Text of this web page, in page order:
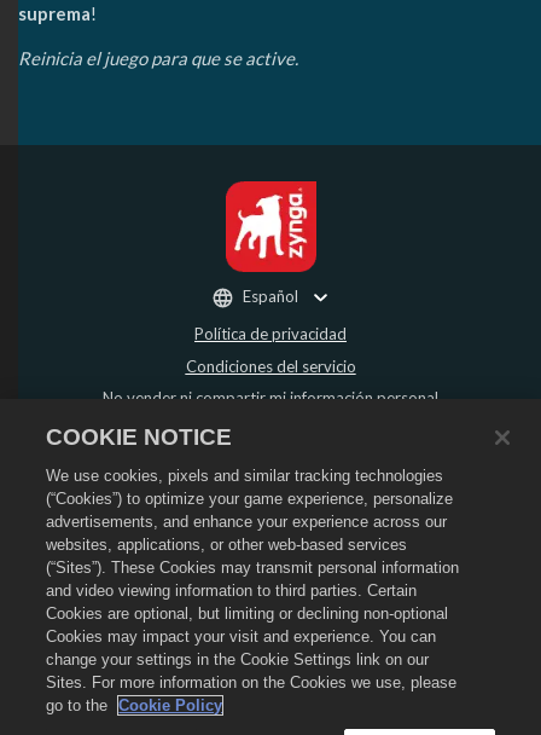
suprema!
Reinicia el juego para que se active.
Política de privacidad
Condiciones del servicio
No vender ni compartir mi información personal
Política de reembolso
Asistencia de la tienda
Asistencia del juego
Configuración de cookies
© 2026Social Point S.L. Dragon City y el logo de Dragon City son marcas
registradas de Social Point S.L. Reservados todos los derechos. La tienda de
Dragon City está gestionada por Zynga, Inc. Ofertas válidas solo dentro del
juego de Dragon City. La disponibilidad y el precio de las ofertas varían según
la región.
Español
COOKIE NOTICE
We use cookies, pixels and similar tracking technologies
(“Cookies”) to optimize your game experience, personalize
advertisements, and enhance your experience across our
websites, applications, or other web-based services
(“Sites”). These Cookies may transmit personal information
and video viewing information to third parties. Certain
Cookies are optional, but limiting or declining non-optional
Cookies may impact your visit and experience. You can
change your settings in the Cookie Settings link on our
Sites. For more information on the Cookies we use, please
go to the
Cookie Policy